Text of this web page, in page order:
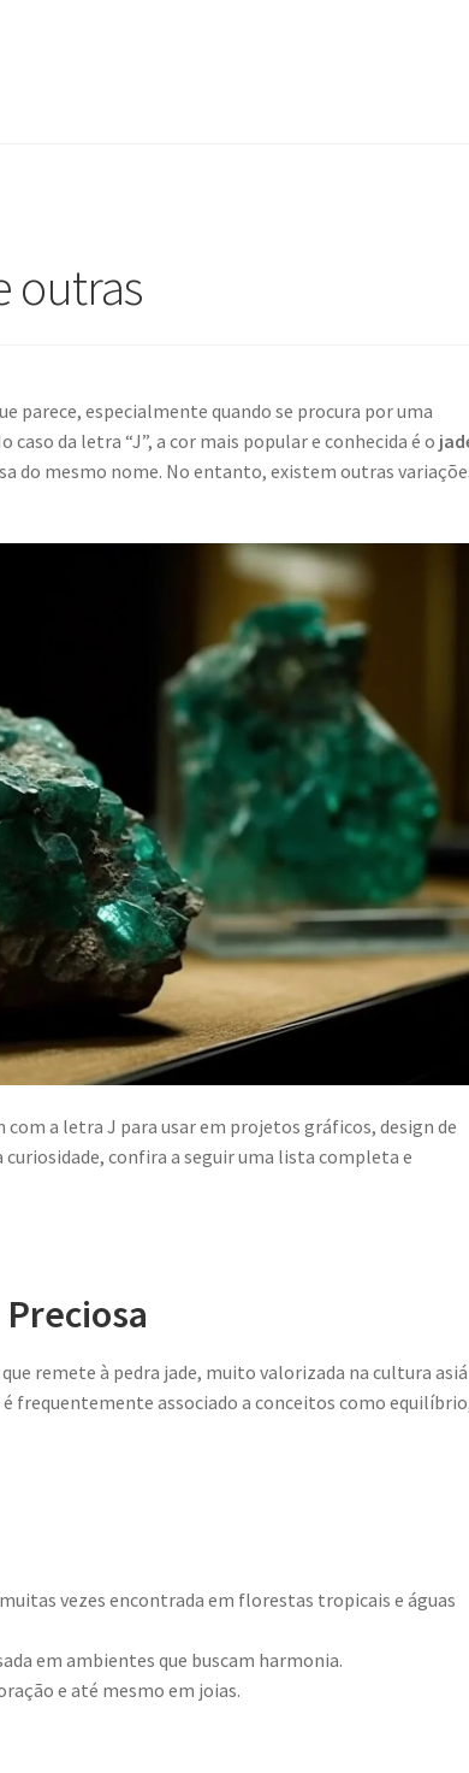
outras
parece, especialmente quando se procura por uma
da letra “J”, a cor mais popular e conhecida é o
do mesmo nome. No entanto, existem outras
com a letra J para usar em projetos gráficos, design de
confira a seguir uma lista completa e
remete à pedra jade, muito valorizada na cultura
frequentemente associado a conceitos como
vezes encontrada em florestas tropicais e águas
em ambientes que buscam harmonia.
e até mesmo em joias.